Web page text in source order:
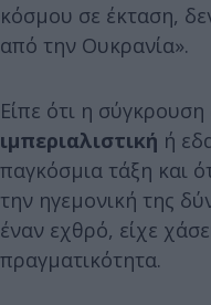
κόσμου σε έκταση,
από την Ουκρανία».
Είπε ότι η
ιμπεριαλιστική ή
παγκόσμια τάξη και
την ηγεμονική της
έναν εχθρό, είχε
πραγματικότητα.